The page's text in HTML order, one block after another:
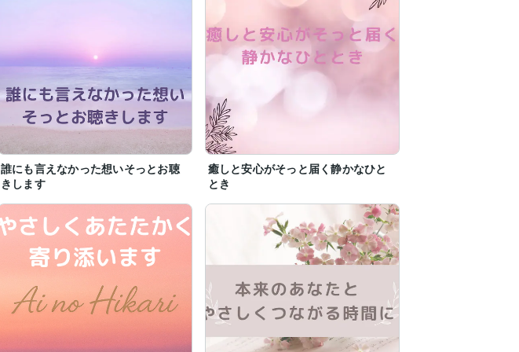
誰にも言えなかった想いそっとお聴
きします
癒しと安心がそっと届く静かなひと
とき